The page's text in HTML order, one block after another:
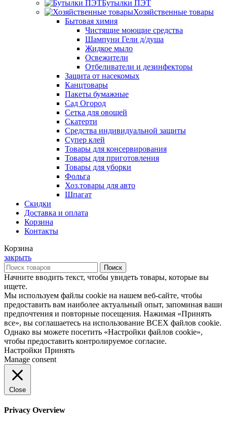
Бутылки ПЭТ
Хозяйственные товары
Бытовая химия
Чистящие моющие средства
Шампуни Гели д/душа
Жидкое мыло
Освежители
Отбеливатели и дезинфекторы
Защита от насекомых
Канцтовары
Пакеты бумажные
Сад Огород
Сетка для овощей
Скатерти
Средства индивидуальной защиты
Супер клей
Товары для консервирования
Товары для приготовления
Товары для уборки
Фольга
Хоз.товары для авто
Шпагат
Скидки
Доставка и оплата
Корзина
Контакты
Корзина
закрыть
Поиск
Начните вводить текст, чтобы увидеть товары, которые вы
ищете.
Мы используем файлы cookie на нашем веб-сайте, чтобы
предоставить вам наиболее актуальный опыт, запоминая ваши
предпочтения и повторные посещения. Нажимая «Принять
все», вы соглашаетесь на использование ВСЕХ файлов cookie.
Однако вы можете посетить «Настройки файлов cookie»,
чтобы предоставить контролируемое согласие.
Настройки Принять
Manage consent
Close
Privacy Overview